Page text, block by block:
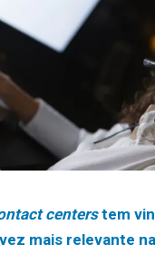
centerstem
mais relevante